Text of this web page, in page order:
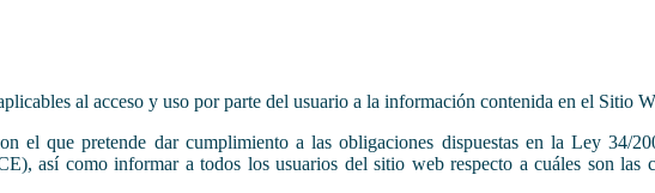
al acceso y uso por parte del usuario a la información contenida en el Sitio
el que pretende dar cumplimiento a las obligaciones dispuestas en la Ley 34/
así como informar a todos los usuarios del sitio web respecto a cuáles son las